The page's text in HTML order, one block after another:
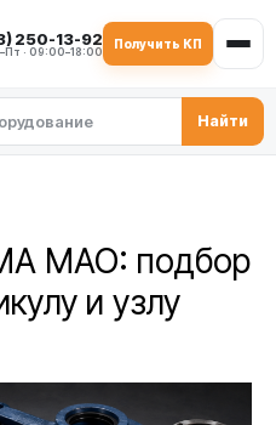
250-13-92
· 09:00–18:00
Получить КП
Найти
MAO: подбор
и узлу